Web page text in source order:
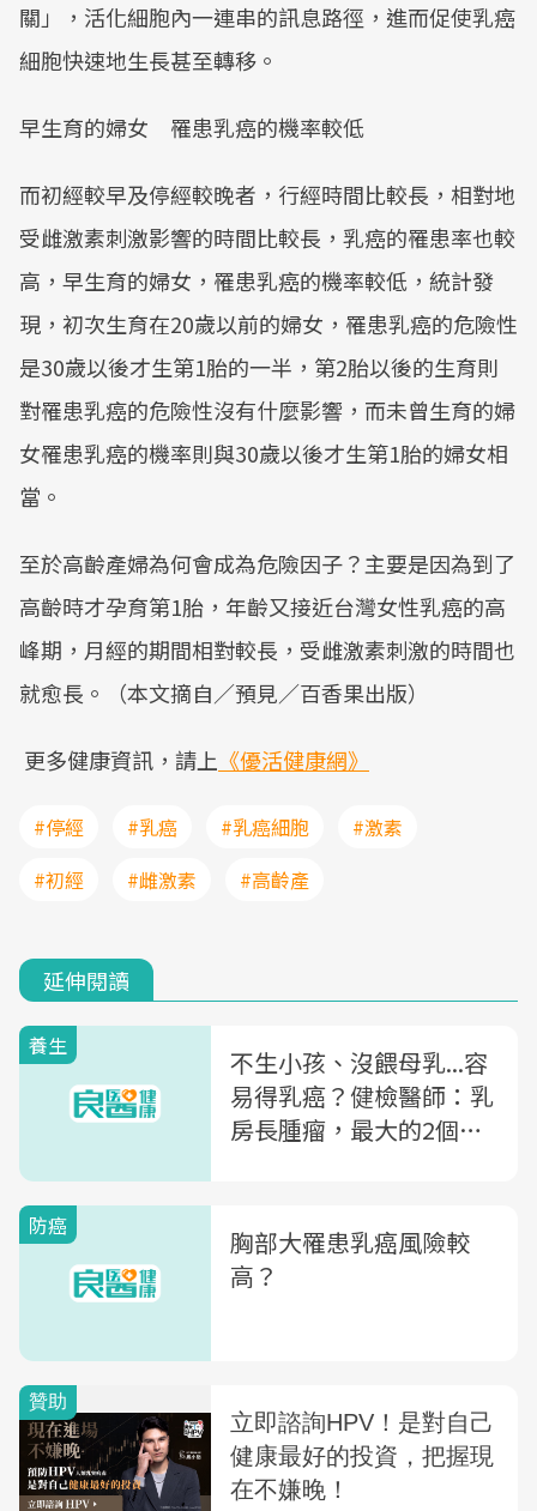
關」，活化細胞內一連串的訊息路徑，進而促使乳癌
細胞快速地生長甚至轉移。
早生育的婦女 罹患乳癌的機率較低
而初經較早及停經較晚者，行經時間比較長，相對地
受雌激素刺激影響的時間比較長，乳癌的罹患率也較
高，早生育的婦女，罹患乳癌的機率較低，統計發
現，初次生育在20歲以前的婦女，罹患乳癌的危險性
是30歲以後才生第1胎的一半，第2胎以後的生育則
對罹患乳癌的危險性沒有什麼影響，而未曾生育的婦
女罹患乳癌的機率則與30歲以後才生第1胎的婦女相
當。
至於高齡產婦為何會成為危險因子？主要是因為到了
高齡時才孕育第1胎，年齡又接近台灣女性乳癌的高
峰期，月經的期間相對較長，受雌激素刺激的時間也
就愈長。（本文摘自／預見／百香果出版）
更多健康資訊，請上 《優活健康網》
#停經 #乳癌 #乳癌細胞
#激素
#初經
#雌激素 #高齡產
延伸閱讀
養生
不生小孩、沒餵母乳...容
易得乳癌？健檢醫師：乳
房長腫瘤，最大的2個兇
防癌
胸部大罹患乳癌風險較
高？